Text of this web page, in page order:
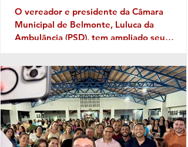
O vereador e presidente da Câmara
Municipal de Belmonte, Luluca da
Ambulância (PSD), tem ampliado seu
mais este ano, caso se confirme a
expectativa da votação de Fabíola Mansur,
nome defendido por Luluca para estadual,
sendo a mais votada dentro do núcleo
político governista que tem dois nomes na
disputa, o nome do prefeito e Fabíola,